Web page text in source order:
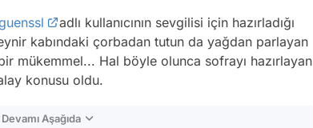
adlı kullanıcının sevgilisi için hazırladığı
kabındaki çorbadan tutun da yağdan parlayan
mükemmel... Hal böyle olunca sofrayı hazırlayan
konusu oldu.
Aşağıda